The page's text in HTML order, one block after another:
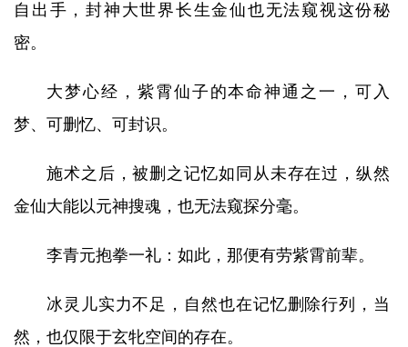
自出手，封神大世界长生金仙也无法窥视这份秘
密。
大梦心经，紫霄仙子的本命神通之一，可入
梦、可删忆、可封识。
施术之后，被删之记忆如同从未存在过，纵然
金仙大能以元神搜魂，也无法窥探分毫。
李青元抱拳一礼：如此，那便有劳紫霄前辈。
冰灵儿实力不足，自然也在记忆删除行列，当
然，也仅限于玄牝空间的存在。